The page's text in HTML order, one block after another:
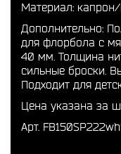
Материал:
Дополнительно:
для флорбола с
40 мм. Толщина
сильные броски.
Подходит для
Цена указана за
Арт.